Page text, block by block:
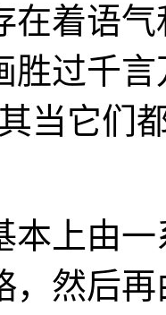
在着语
胜过千
当它们
本上由
，然后